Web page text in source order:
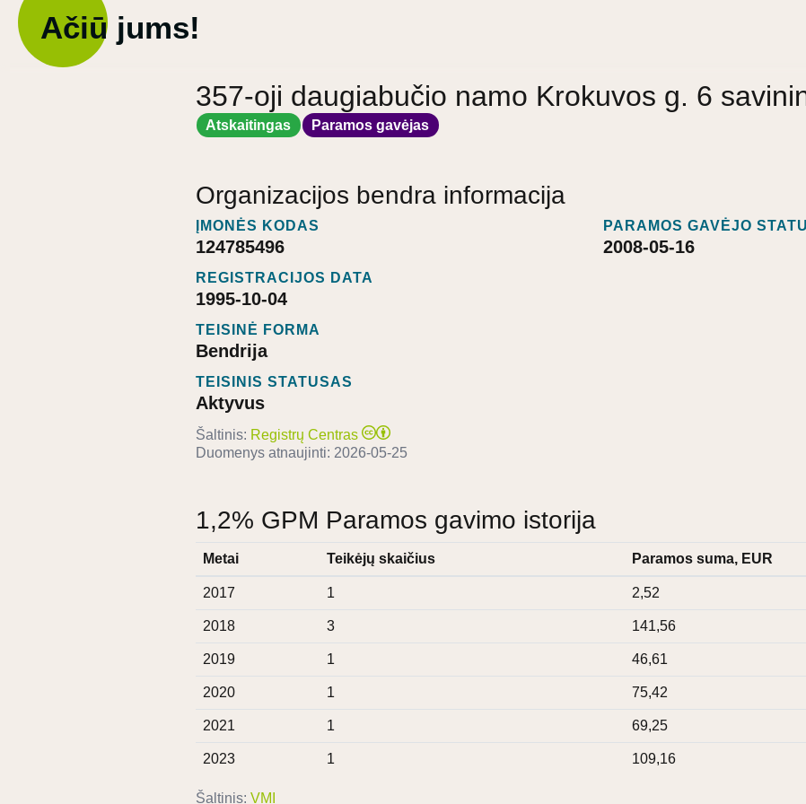
Ačiū jums!
357-oji daugiabučio namo Krokuvos g. 6
Atskaitingas Paramos gavėjas
Organizacijos bendra informacija
ĮMONĖS KODAS
124785496
REGISTRACIJOS DATA
1995-10-04
TEISINĖ FORMA
Bendrija
TEISINIS STATUSAS
Aktyvus
PARAMOS GAVĖJO
2008-05-16
Šaltinis: Registrų Centras
Duomenys atnaujinti: 2026-05-25
1,2% GPM Paramos gavimo istorija
Metai Teikėjų skaičius Paramos suma, EUR
2017 1 2,52
2018 3 141,56
2019 1 46,61
2020 1 75,42
2021 1 69,25
2023 1 109,16
Šaltinis: VMI